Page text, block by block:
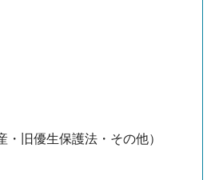
旧優生保護法・その他）